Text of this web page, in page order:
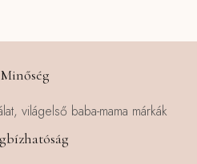
Minőség
világelső baba-mama márkák